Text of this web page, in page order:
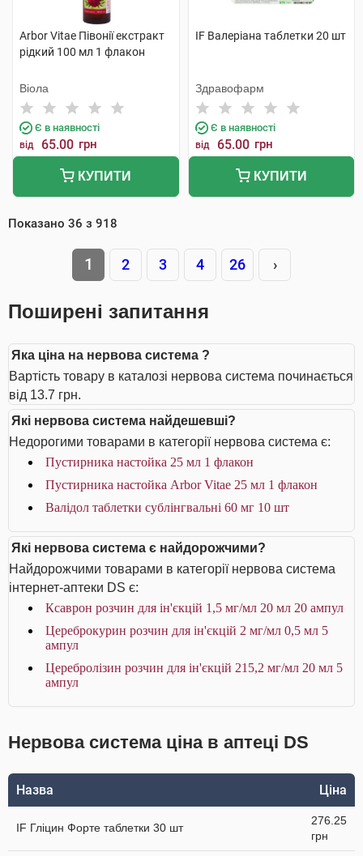
Arbor Vitae Півонії екстракт
рідкий 100 мл 1 флакон
Віола
Є в наявності
від 65.00 грн
КУПИТИ
IF Валеріана таблетки 20 шт
Здравофарм
Є в наявності
від 65.00 грн
КУПИТИ
Показано 36 з 918
1 2 3 4 26 ›
Поширені запитання
Яка ціна на нервова система ?
Вартість товару в каталозі нервова система починається
від 13.7 грн.
Які нервова система найдешевші?
Недорогими товарами в категорії нервова система є:
Пустирника настойка 25 мл 1 флакон
Пустирника настойка Arbor Vitae 25 мл 1 флакон
Валідол таблетки сублінгвальні 60 мг 10 шт
Які нервова система є найдорожчими?
Найдорожчими товарами в категорії нервова система
інтернет-аптеки DS є:
Ксаврон розчин для ін'єкцій 1,5 мг/мл 20 мл 20 ампул
Цереброкурин розчин для ін'єкцій 2 мг/мл 0,5 мл 5
ампул
Церебролізин розчин для ін'єкцій 215,2 мг/мл 20 мл 5
ампул
Нервова система ціна в аптеці DS
Назва Ціна
IF Гліцин Форте таблетки 30 шт
276.25
грн